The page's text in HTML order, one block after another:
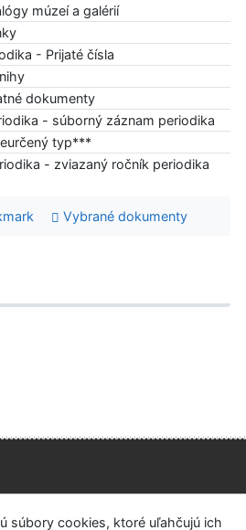
múzeí a galérií
- Prijaté čísla
dokumenty
- súborný záznam periodika
typ***
- zviazaný ročník periodika
Vybrané dokumenty
súbory cookies, ktoré uľahčujú ich